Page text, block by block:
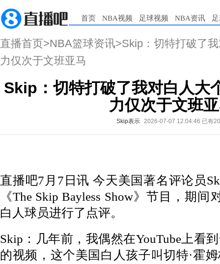
首页 NBA视频 足球视频 NBA资讯
直播首页>NBA篮球资讯>Skip：切特打破了
力仅次于文班亚马
Skip：切特打破了我对白人大
力仅次于文班
Skip表示 2026-07-07 12:04:46 已有
直播吧7月7日讯 今天美国著名评论员
《The Skip Bayless Show》节目，期
白人球员进行了点评。
Skip：几年前，我偶然在YouTube上看
的视频，这个美国白人孩子叫切特·霍